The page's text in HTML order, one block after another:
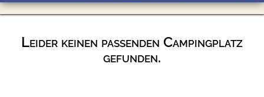
Bach Fluss Meer Gebirge See
Wald/Wiesen
Ganzjährig geöffnet
Leider keinen passenden Campingplatz
gefunden.